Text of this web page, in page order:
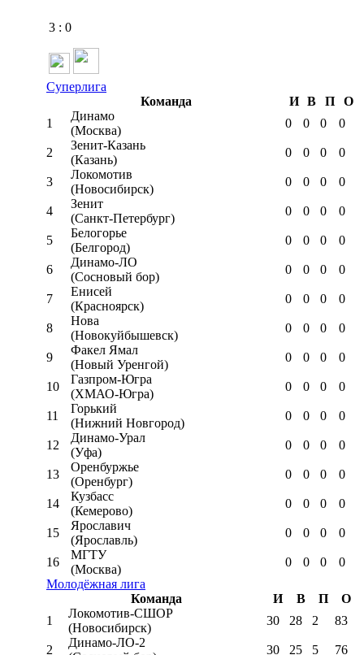
3 : 0
Суперлига
Команда
И В П
О
1
Динамо
(Москва)
0 0 0 0
2
Зенит-Казань
(Казань)
0 0 0 0
3
Локомотив
(Новосибирск)
0 0 0 0
4
Зенит
(Санкт-Петербург)
0 0 0 0
5
Белогорье
(Белгород)
0 0 0 0
6
Динамо-ЛО
(Сосновый бор)
0 0 0 0
7
Енисей
(Красноярск)
0 0 0 0
8
Нова
(Новокуйбышевск)
0 0 0 0
9
Факел Ямал
(Новый Уренгой)
0 0 0 0
10
Газпром-Югра
(ХМАО-Югра)
0 0 0 0
11
Горький
(Нижний Новгород)
0 0 0 0
12
Динамо-Урал
(Уфа)
0 0 0 0
13
Оренбуржье
(Оренбург)
0 0 0 0
14
Кузбасс
(Кемерово)
0 0 0 0
15
Ярославич
(Ярославль)
0 0 0 0
16
МГТУ
(Москва)
0 0 0
0
Молодёжная лига
Команда
И В П
О
1
Локомотив-CШОР
(Новосибирск)
30 28 2 83
2
Динамо-ЛО-2
30 25 5 76